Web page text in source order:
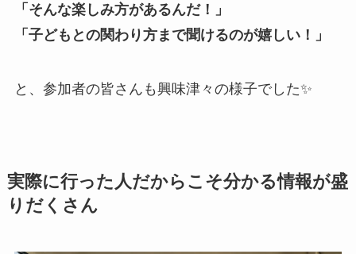
「そんな楽しみ方があるんだ！」
「子どもとの関わり方まで聞けるのが嬉しい！」
と、参加者の皆さんも興味津々の様子でした✨
実際に行った人だからこそ分かる情報が盛
りだくさん